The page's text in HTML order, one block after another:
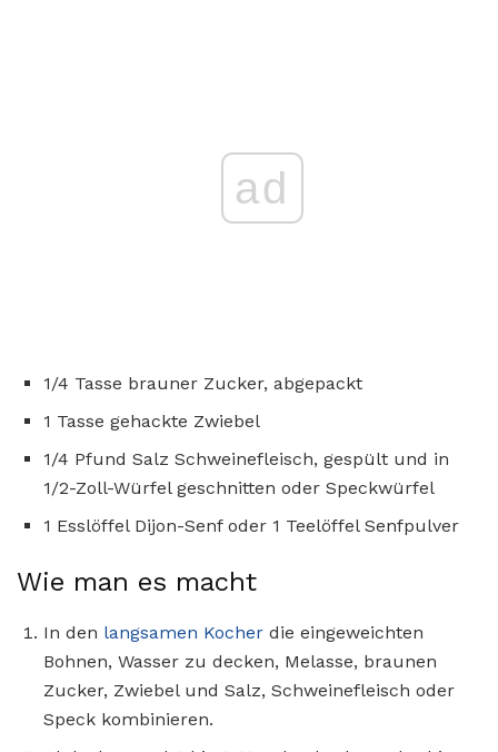
ad
1/4 Tasse brauner Zucker, abgepackt
1 Tasse gehackte Zwiebel
1/4 Pfund Salz Schweinefleisch, gespült und in
1/2-Zoll-Würfel geschnitten oder Speckwürfel
1 Esslöffel Dijon-Senf oder 1 Teelöffel Senfpulver
Wie man es macht
In den langsamen Kocher die eingeweichten
Bohnen, Wasser zu decken, Melasse, braunen
Zucker, Zwiebel und Salz, Schweinefleisch oder
Speck kombinieren.